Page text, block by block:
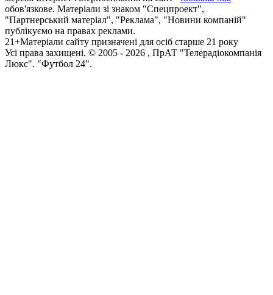
обов'язкове. Матеріали зі знаком "Спецпроект",
"Партнерський матеріал", "Реклама", "Новини компаній"
публікуємо на правах реклами.
21+Матеріали сайту призначені для осіб старше 21 року
Усi права захищенi. © 2005 - 2026 , ПрАТ "Телерадіокомпанія
Люкс". "Футбол 24".